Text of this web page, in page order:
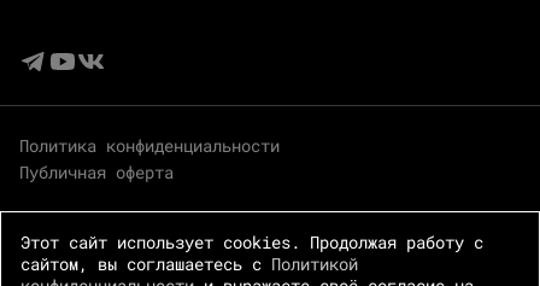
Политика конфиденциальности
Публичная оферта
Этот сайт использует cookies. Продолжая работу с
сайтом, вы соглашаетесь с Политикой